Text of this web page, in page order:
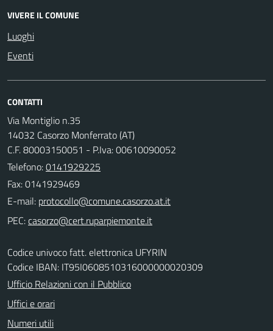
VIVERE IL COMUNE
Luoghi
Eventi
CONTATTI
Via Montiglio n.35
14032 Casorzo Monferrato (AT)
C.F. 80003150051 - P.Iva: 00610090052
Telefono:0141929225
Fax: 0141929469
E-mail:
PEC:
Codice univoco fatt. elettronica UFYRIN
Codice IBAN: IT95I0608510316000000020309
Ufficio Relazioni con il Pubblico
Uffici e orari
Numeri utili